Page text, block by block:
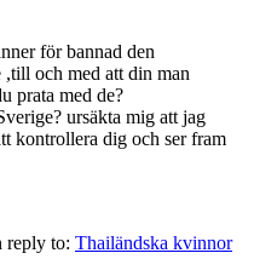
för bannad den
och med att din man
prata med de?
ursäkta mig att jag
kontrollera dig och ser fram
reply to: Thailändska kvinnor